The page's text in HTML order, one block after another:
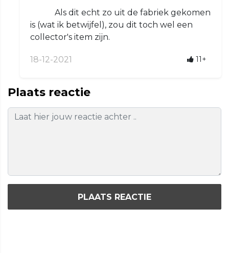
Als dit echt zo uit de fabriek gekomen
is (wat ik betwijfel), zou dit toch wel een
collector's item zijn.
18-12-2021 11+
Plaats reactie
PLAATS REACTIE